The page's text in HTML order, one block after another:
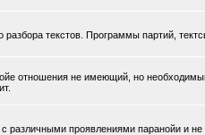
разбора текстов. Программы партий,
отношения не имеющий, но
различными проявлениями паранойи и